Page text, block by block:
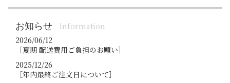
お知らせ
Information
2026/06/12
［夏期 配送費用ご負担のお願い］
2025/12/26
［年内最終ご注文日について］